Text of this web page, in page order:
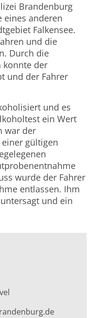
Brandenburg
eines anderen
Falkensee.
und die
Durch die
konnte der
und der Fahrer
und es
ein Wert
war der
gültigen
wurde der Fahrer
entlassen. Ihm
und ein